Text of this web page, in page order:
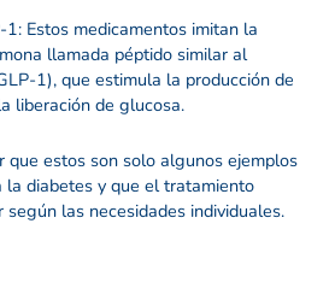
Estos medicamentos imitan la
llamada péptido similar al
1), que estimula la producción de
liberación de glucosa.
que estos son solo algunos ejemplos
la diabetes y que el tratamiento
las necesidades individuales.